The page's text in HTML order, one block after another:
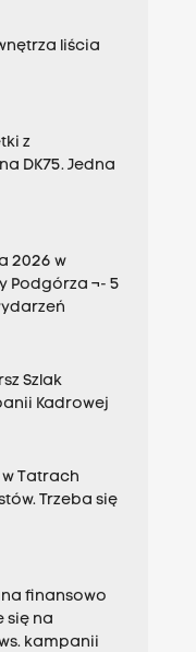
liścia
z
DK75. Jedna
2026 w
Podgórza ¬- 5
Szlak
Kadrowej
w Tatrach
Trzeba się
finansowo
się na
kampanii